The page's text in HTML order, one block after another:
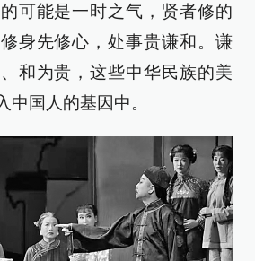
可能是一时之气，贤者修的
身先修心，处事贵谦和。谦
和为贵，这些中华民族的美
中国人的基因中。